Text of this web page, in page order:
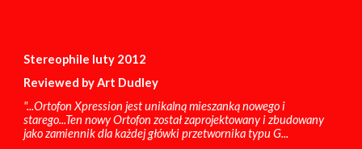
Stereophile luty 2012
Reviewed by Art Dudley
"...Ortofon Xpression jest unikalną mieszanką nowego i
starego...Ten nowy Ortofon został zaprojektowany i zbudowany
jako zamiennik dla każdej główki przetwornika typu G...